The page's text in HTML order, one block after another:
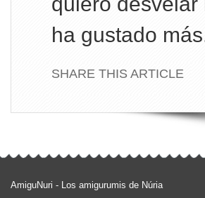
ha gustado
SHARE THIS ARTICLE
AmiguNuri - Los amigurumis de Núria